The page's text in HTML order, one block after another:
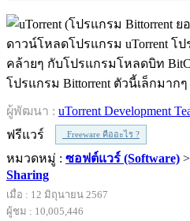
ดาวน์โหลดโปรแกรม uTorrent โป
คล้ายๆ กับโปรแกรมโหลดบิท
โปรแกรม Bittorrent ตัวนี้เล็กมาก
ผู้พัฒนา : uTorrent Development
ฟรีแวร์
Freeware คืออะไร ?
หมวดหมู่ : ซอฟต์แวร์ (Software) >
Sharing
เมื่อ : 12 มิถุนายน 2567
ผู้ชม : 10,005,446